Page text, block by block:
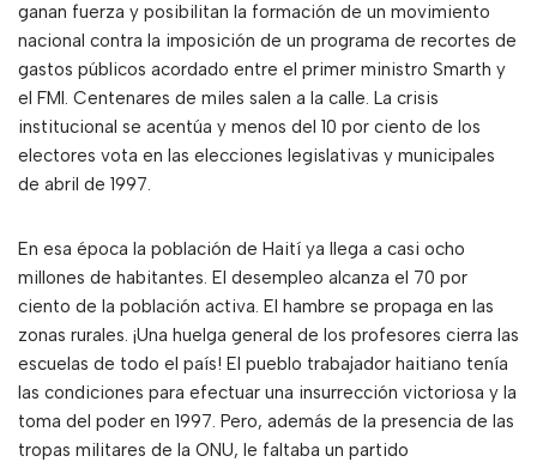
ganan fuerza y posibilitan la formación de un movimiento
nacional contra la imposición de un programa de recortes de
gastos públicos acordado entre el primer ministro Smarth y
el FMI. Centenares de miles salen a la calle. La crisis
institucional se acentúa y menos del 10 por ciento de los
electores vota en las elecciones legislativas y municipales
de abril de 1997.
En esa época la población de Haití ya llega a casi ocho
millones de habitantes. El desempleo alcanza el 70 por
ciento de la población activa. El hambre se propaga en las
zonas rurales. ¡Una huelga general de los profesores cierra las
escuelas de todo el país! El pueblo trabajador haitiano tenía
las condiciones para efectuar una insurrección victoriosa y la
toma del poder en 1997. Pero, además de la presencia de las
tropas militares de la ONU, le faltaba un partido